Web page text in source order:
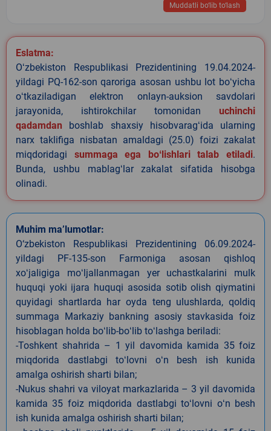
Muddatli bo‘lib to‘lash
Eslatma:
Oʻzbekiston Respublikasi Prezidentining 19.04.2024-
yildagi PQ-162-son qaroriga asosan ushbu lot boʻyicha
oʻtkaziladigan elektron onlayn-auksion savdolari
jarayonida, ishtirokchilar tomonidan uchinchi
qadamdan boshlab shaxsiy hisobvaragʻida ularning
narx taklifiga nisbatan amaldagi (25.0) foizi zakalat
miqdoridagi summaga ega boʻlishlari talab etiladi.
Bunda, ushbu mablagʻlar zakalat sifatida hisobga
olinadi.
Muhim ma’lumotlar:
O‘zbekiston Respublikasi Prezidentining 06.09.2024-
yildagi PF-135-son Farmoniga asosan qishloq
xoʻjaligiga moʻljallanmagan yer uchastkalarini mulk
huquqi yoki ijara huquqi asosida sotib olish qiymatini
quyidagi shartlarda har oyda teng ulushlarda, qoldiq
summaga Markaziy bankning asosiy stavkasida foiz
hisoblagan holda boʻlib-boʻlib toʻlashga beriladi:
-Toshkent shahrida – 1 yil davomida kamida 35 foiz
miqdorida dastlabgi toʻlovni oʻn besh ish kunida
amalga oshirish sharti bilan;
-Nukus shahri va viloyat markazlarida – 3 yil davomida
kamida 35 foiz miqdorida dastlabgi toʻlovni oʻn besh
ish kunida amalga oshirish sharti bilan;